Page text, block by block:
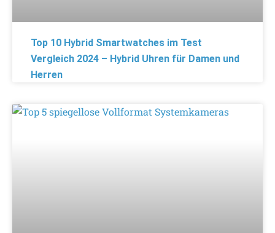
Top 10 Hybrid Smartwatches im Test
Vergleich 2024 – Hybrid Uhren für Damen und
Herren